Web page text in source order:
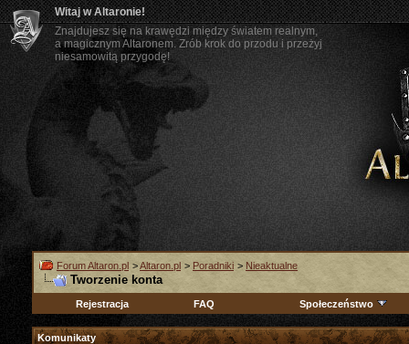
Witaj w Altaronie!
Znajdujesz się na krawędzi między światem realnym,
a magicznym Altaronem. Zrób krok do przodu i przeżyj
niesamowitą przygodę!
Forum Altaron.pl >Altaron.pl > Poradniki > Nieaktualne
Tworzenie konta
Rejestracja FAQ Społeczeństwo
Komunikaty